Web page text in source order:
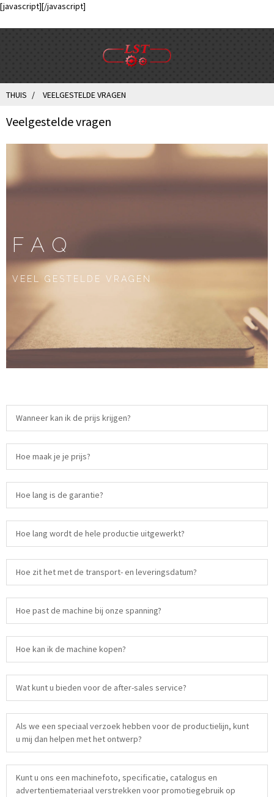
[javascript][/javascript]
THUIS VEELGESTELDE VRAGEN
Veelgestelde vragen
FAQ
VEEL GESTELDE VRAGEN
Wanneer kan ik de prijs krijgen?
Hoe maak je je prijs?
Hoe lang is de garantie?
Hoe lang wordt de hele productie uitgewerkt?
Hoe zit het met de transport- en leveringsdatum?
Hoe past de machine bij onze spanning?
Hoe kan ik de machine kopen?
Wat kunt u bieden voor de after-sales service?
Als we een speciaal verzoek hebben voor de productielijn, kunt
u mij dan helpen met het ontwerp?
Kunt u ons een machinefoto, specificatie, catalogus en
advertentiemateriaal verstrekken voor promotiegebruik op